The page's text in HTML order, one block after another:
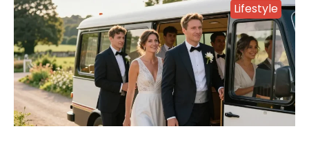
Lifestyle